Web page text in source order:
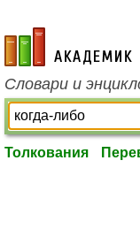
academic.ru
Словари и
Толкования